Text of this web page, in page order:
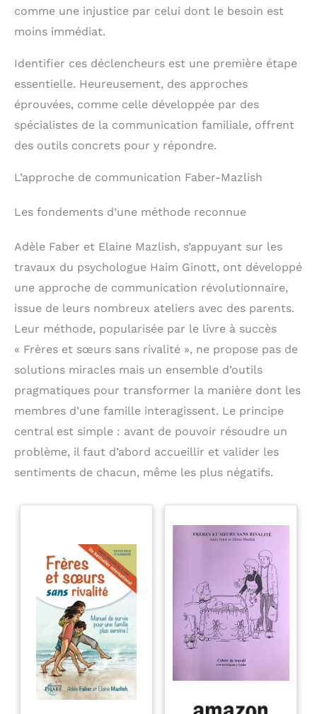
comme une injustice par celui dont le besoin est
moins immédiat.
Identifier ces déclencheurs est une première étape
essentielle. Heureusement, des approches
éprouvées, comme celle développée par des
spécialistes de la communication familiale, offrent
des outils concrets pour y répondre.
L’approche de communication Faber-Mazlish
Les fondements d’une méthode reconnue
Adèle Faber et Elaine Mazlish, s’appuyant sur les
travaux du psychologue Haim Ginott, ont développé
une approche de communication révolutionnaire,
issue de leurs nombreux ateliers avec des parents.
Leur méthode, popularisée par le livre à succès
« Frères et sœurs sans rivalité », ne propose pas de
solutions miracles mais un ensemble d’outils
pragmatiques pour transformer la manière dont les
membres d’une famille interagissent. Le principe
central est simple : avant de pouvoir résoudre un
problème, il faut d’abord accueillir et valider les
sentiments de chacun, même les plus négatifs.